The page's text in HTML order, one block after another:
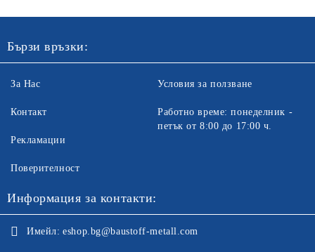
Бързи връзки:
За Нас
Контакт
Рекламации
Поверителност
Условия за ползване
Работно време: понеделник -
петък от 8:00 до 17:00 ч.
Информация за контакти:
Имейл: eshop.bg@baustoff-metall.com